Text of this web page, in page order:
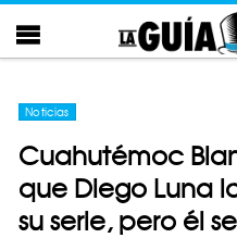
Noticias
Cuahutémoc
que Diego Luna
su serie, pero él